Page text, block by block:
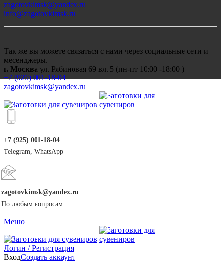
zagotovkimsk@yandex.ru
info@zagotovkimsk.ru
Так же вы можете связаться с нами через социальные сети и
месенджеры.
г. Москва ул. Рябиновая 69 вл. 5 (пн-пт 10:00 -18:00 )
+7 (925) 001-18-04
zagotovkimsk@yandex.ru
+7 (925) 001-18-04
Telegram, WhatsApp
zagotovkimsk@yandex.ru
По любым вопросам
Меню
Логин / Регистрация
ВходСоздать аккаунт